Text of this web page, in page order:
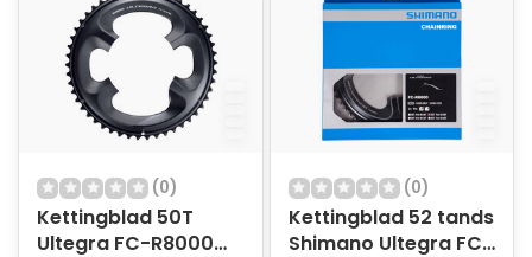
(0)
Kettingblad 50T
Ultegra FC-R8000
(0)
Kettingblad 52 tands
Shimano Ultegra FC-